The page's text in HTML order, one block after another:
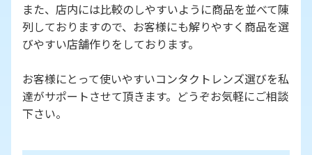
また、店内には比較のしやすいように商品を並べて陳
列しておりますので、お客様にも解りやすく商品を選
びやすい店舗作りをしております。
お客様にとって使いやすいコンタクトレンズ選びを私
達がサポートさせて頂きます。どうぞお気軽にご相談
下さい。